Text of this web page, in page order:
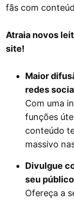
fãs com
Atraia novos
site!
Maior
redes
Com uma
funções
conteúdo
massivo
Divulgue
seu público
Ofereça a